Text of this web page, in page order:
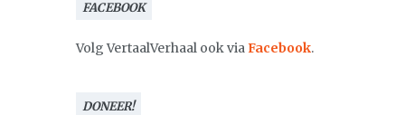
FACEBOOK
Volg VertaalVerhaal ook viaFacebook.
DONEER!